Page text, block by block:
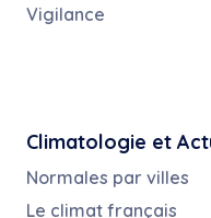
Vigilance
Climatologie et
Normales par villes
Le climat français